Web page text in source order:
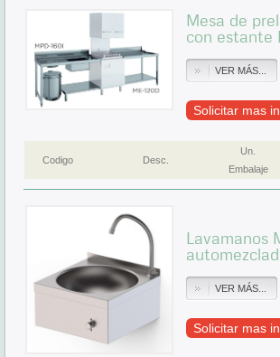
Mesa de
con estante
VER MÁS...
Solicitar mas
Codigo Desc.
Un.
Embalaje
Lavamanos
VER MÁS...
Solicitar mas